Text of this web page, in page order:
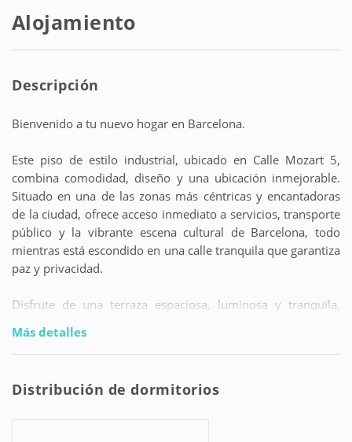
Alojamiento
Descripción
Bienvenido a tu nuevo hogar en Barcelona.
Este piso de estilo industrial, ubicado en Calle Mozart 5,
combina comodidad, diseño y una ubicación inmejorable.
Situado en una de las zonas más céntricas y encantadoras
de la ciudad, ofrece acceso inmediato a servicios, transporte
público y la vibrante escena cultural de Barcelona, todo
mientras está escondido en una calle tranquila que garantiza
paz y privacidad.
Disfrute de una terraza espaciosa, luminosa y tranquila,
serenidad.
Más detalles
Distribución de dormitorios